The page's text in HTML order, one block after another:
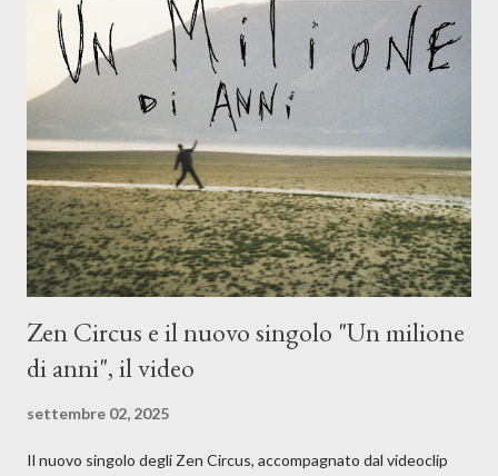
Dicevamo. Ed è da qui che il nostro inizia questo concept
musicale, con " Che ora è" , raccontando la separazione dalla
moglie, del senso di sconfitta e del caldo afoso che opprime,
giusta condizione di sopraffazione: "Non so che ora è, che giorno
è, di questa estate che...". E' raro fare uscire come singolo una
cover, ma...
Zen Circus e il nuovo singolo "Un milione
di anni", il video
settembre 02, 2025
Il nuovo singolo degli Zen Circus, accompagnato dal videoclip